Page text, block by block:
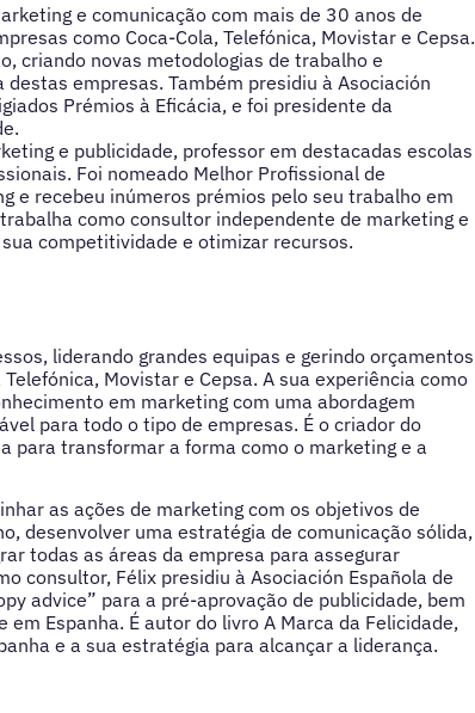
e comunicação com mais de 30 anos de
como Coca-Cola, Telefónica, Movistar e Cepsa.
criando novas metodologias de trabalho e
empresas. Também presidiu à Asociación
Prémios à Eficácia, e foi presidente da
e publicidade, professor em destacadas escolas
Foi nomeado Melhor Profissional de
e recebeu inúmeros prémios pelo seu trabalho em
como consultor independente de marketing e
competitividade e otimizar recursos.
liderando grandes equipas e gerindo orçamentos
Movistar e Cepsa. A sua experiência como
em marketing com uma abordagem
para todo o tipo de empresas. É o criador do
para transformar a forma como o marketing e a
as ações de marketing com os objetivos de
desenvolver uma estratégia de comunicação sólida,
todas as áreas da empresa para assegurar
consultor, Félix presidiu à Asociación Española de
advice” para a pré-aprovação de publicidade, bem
Espanha. É autor do livro A Marca da Felicidade,
e a sua estratégia para alcançar a liderança.